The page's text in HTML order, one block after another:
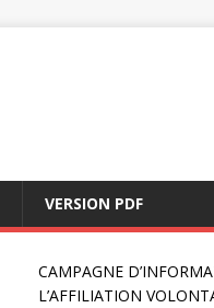
VERSION PDF
CAMPAGNE
L’AFFILIATION